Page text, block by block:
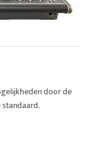
door de